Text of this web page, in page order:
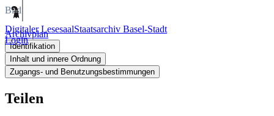
Digitaler LesesaalStaatsarchiv Basel-Stadt
Login
Bild
Archivplan
Identifikation
Inhalt und innere Ordnung
Zugangs- und Benutzungsbestimmungen
Teilen